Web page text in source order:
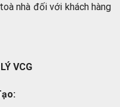
nhà đối với khách hàng
VCG